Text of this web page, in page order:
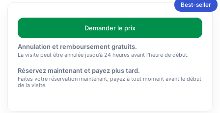
Best-seller
Demander le prix
Annulation et remboursement gratuits.
La visite peut être annulée jusqu'à 24 heures avant l'heure de début.
Réservez maintenant et payez plus tard.
Faites votre réservation maintenant, payez à tout moment avant le début
de la visite.